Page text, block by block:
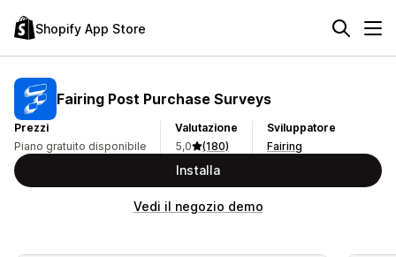
Shopify App Store
Fairing Post Purchase Surveys
Prezzi
Piano gratuito disponibile
Valutazione
5,0
(180)
Sviluppatore
Fairing
Installa
Vedi il negozio demo